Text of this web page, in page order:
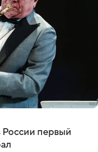
России первый